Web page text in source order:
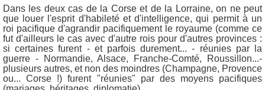
Dans les deux cas de la Corse et de la Lorraine, on ne peut
que louer l'esprit d'habileté et d'intelligence, qui permit à un
roi pacifique d'agrandir pacifiquement le royaume (comme ce
fut d'ailleurs le cas avec d'autre rois pour d'autres provinces :
si certaines furent - et parfois durement... - réunies par la
guerre - Normandie, Alsace, Franche-Comté, Roussillon...-
plusieurs autres, et non des moindres (Champagne, Provence
ou... Corse !) furent "réunies" par des moyens pacifiques